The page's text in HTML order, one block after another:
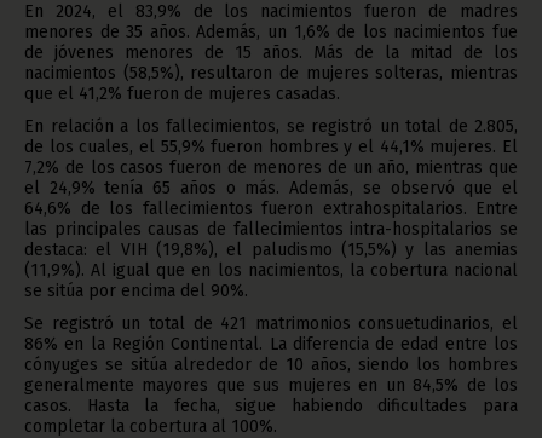
En 2024, el 83,9% de los nacimientos fueron de madres
menores de 35 años. Además, un 1,6% de los nacimientos fue
de jóvenes menores de 15 años. Más de la mitad de los
nacimientos (58,5%), resultaron de mujeres solteras, mientras
que el 41,2% fueron de mujeres casadas.
En relación a los fallecimientos, se registró un total de 2.805,
de los cuales, el 55,9% fueron hombres y el 44,1% mujeres. El
7,2% de los casos fueron de menores de un año, mientras que
el 24,9% tenía 65 años o más. Además, se observó que el
64,6% de los fallecimientos fueron extrahospitalarios. Entre
las principales causas de fallecimientos intra-hospitalarios se
destaca: el VIH (19,8%), el paludismo (15,5%) y las anemias
(11,9%). Al igual que en los nacimientos, la cobertura nacional
se sitúa por encima del 90%.
Se registró un total de 421 matrimonios consuetudinarios, el
86% en la Región Continental. La diferencia de edad entre los
cónyuges se sitúa alrededor de 10 años, siendo los hombres
generalmente mayores que sus mujeres en un 84,5% de los
casos. Hasta la fecha, sigue habiendo dificultades para
completar la cobertura al 100%.